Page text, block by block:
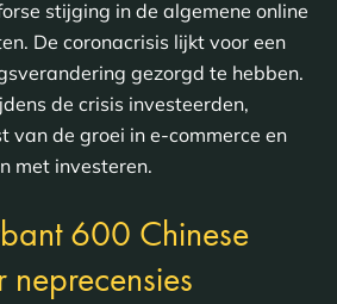
stijging in de algemene online
De coronacrisis lijkt voor een
gezorgd te hebben.
de crisis investeerden,
van de groei in e-commerce en
met investeren.
600 Chinese